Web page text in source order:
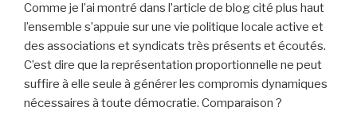
Comme je l’ai montré dans l’article de blog cité plus haut
l’ensemble s’appuie sur une vie politique locale active et
des associations et syndicats très présents et écoutés.
C’est dire que la représentation proportionnelle ne peut
suffire à elle seule à générer les compromis dynamiques
nécessaires à toute démocratie. Comparaison ?